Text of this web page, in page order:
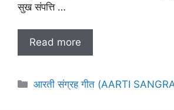
सुख संपत्ति …
Read more
Categories
आरती संग्रह गीत (AARTI